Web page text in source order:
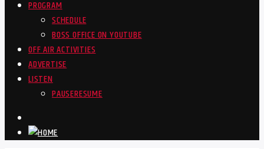
PROGRAM
SCHEDULE
BOSS OFFICE ON YOUTUBE
OFF AIR ACTIVITIES
ADVERTISE
LISTEN
PAUSERESUME